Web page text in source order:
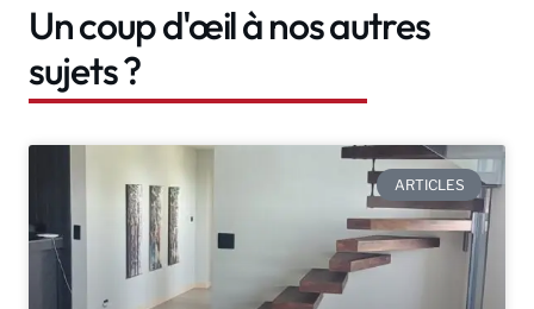
Un coup d'œil à nos autres
sujets ?
ARTICLES